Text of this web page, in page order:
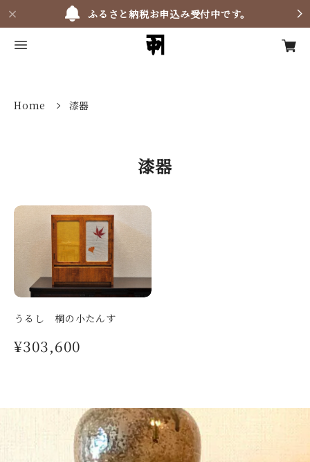
ふるさと納税お申込み受付中です。
Home 漆器
漆器
うるし 桐の小たんす
¥303,600